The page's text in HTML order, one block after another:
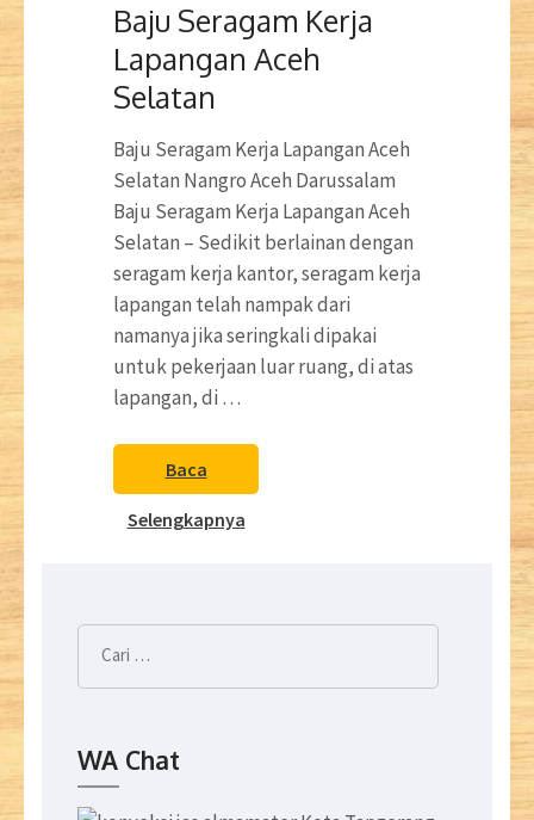
Baju Seragam Kerja
Lapangan Aceh
Selatan
Baju Seragam Kerja Lapangan Aceh
Selatan Nangro Aceh Darussalam
Baju Seragam Kerja Lapangan Aceh
Selatan – Sedikit berlainan dengan
seragam kerja kantor, seragam kerja
lapangan telah nampak dari
namanya jika seringkali dipakai
untuk pekerjaan luar ruang, di atas
lapangan, di …
Baca
Selengkapnya
Cari
untuk:
WA Chat